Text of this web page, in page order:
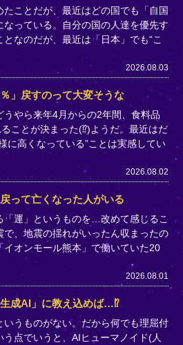
ことだが、最近はどの国でも「自国
っている。自分の国の人達を優先す
なのだが、最近は「日本」でも“こ
2026.08.03
」戻すのって大変そうな
やら来年4月からの2年間、食料品
ことが決まった(⁉)ようだ。最近はだ
に高くなっている”ことは実感してい
2026.08.02
って亡くなった人がいる
「運」というものを…改めて感じるこ
で、地震の揺れがいったん収まったの
イオンモール熊本」で働いていた20
2026.08.01
生成AI」に教え込めば…⁉
うものがない。だから何でも理屈付
点でいうと、AIヒューマノイド(人